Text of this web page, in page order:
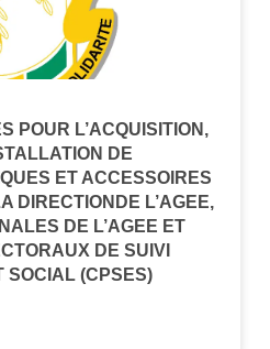
POUR L’ACQUISITION,
DE
ET ACCESSOIRES
DIRECTIONDE L’AGEE,
DE L’AGEE ET
DE SUIVI
SOCIAL (CPSES)